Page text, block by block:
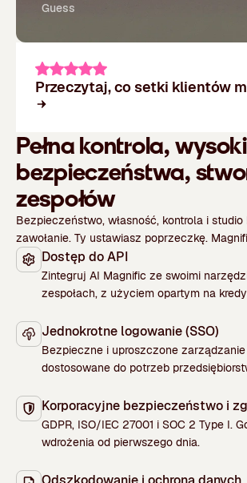
Guess
Przeczytaj, co setki klientów
Pełna kontrola,
bezpieczeństwa,
zespołów
Bezpieczeństwo, własność, kontrola i
zawołanie. Ty ustawiasz poprzeczkę.
Dostęp do API
Zintegruj AI Magnific ze swoimi
zespołach, z użyciem opartym na
Jednokrotne logowanie (SSO)
Bezpieczne i uproszczone
dostosowane do potrzeb
Korporacyjne bezpieczeństwo i
GDPR, ISO/IEC 27001 i SOC 2 Type I.
wdrożenia od pierwszego dnia.